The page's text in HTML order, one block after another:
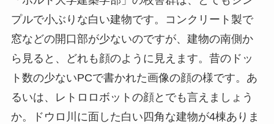
プルで小ぶりな白い建物です。コンクリート製で
窓などの開口部が少ないのですが、建物の南側か
ら見ると、どれも顔のように見えます。昔のドッ
ト数の少ないPCで書かれた画像の顔の様です。あ
るいは、レトロロボットの顔とでも言えましょう
か。ドウロ川に面した白い四角な建物が4棟ありま